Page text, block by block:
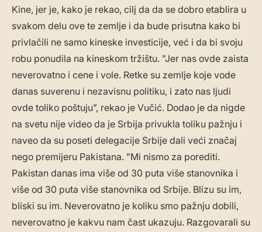
Kine, jer je, kako je rekao, cilj da da se dobro etablira u
svakom delu ove te zemlje i da bude prisutna kako bi
privlačili ne samo kineske investicije, već i da bi svoju
robu ponudila na kineskom tržištu. ”Jer nas ovde zaista
neverovatno i cene i vole. Retke su zemlje koje vode
danas suverenu i nezavisnu politiku, i zato nas ljudi
ovde toliko poštuju”, rekao je Vučić. Dodao je da nigde
na svetu nije video da je Srbija privukla toliku pažnju i
naveo da su poseti delegacije Srbije dali veći značaj
nego premijeru Pakistana. ”Mi nismo za porediti.
Pakistan danas ima više od 30 puta više stanovnika i
više od 30 puta više stanovnika od Srbije. Blizu su im,
bliski su im. Neverovatno je koliku smo pažnju dobili,
neverovatno je kakvu nam čast ukazuju. Razgovarali su